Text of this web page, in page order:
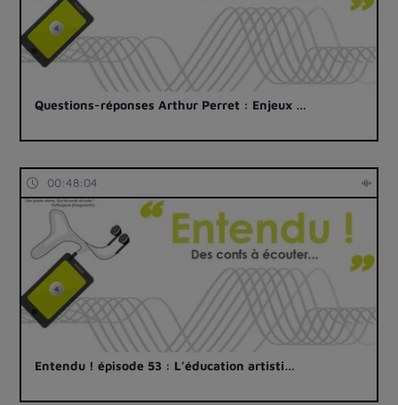
Questions-réponses Arthur Perret : Enjeux …
00:48:04
Entendu ! épisode 53 : L’éducation artisti…